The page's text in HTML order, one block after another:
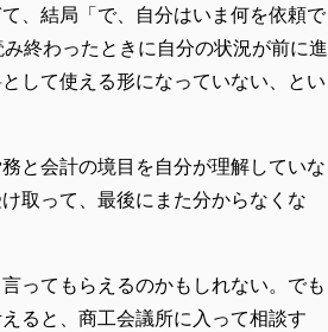
、結局「で、自分はいま何を依頼で
終わったときに自分の状況が前に進
して使える形になっていない、とい
と会計の境目を自分が理解していな
取って、最後にまた分からなくな
ってもらえるのかもしれない。でも
ると、商工会議所に入って相談す